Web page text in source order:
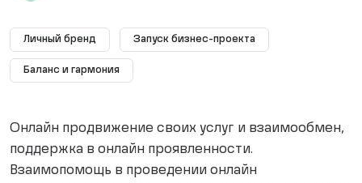
Личный бренд Запуск бизнес-проекта
Баланс и гармония
Онлайн продвижение своих услуг и взаимообмен,
поддержка в онлайн проявленности.
Взаимопомощь в проведении онлайн